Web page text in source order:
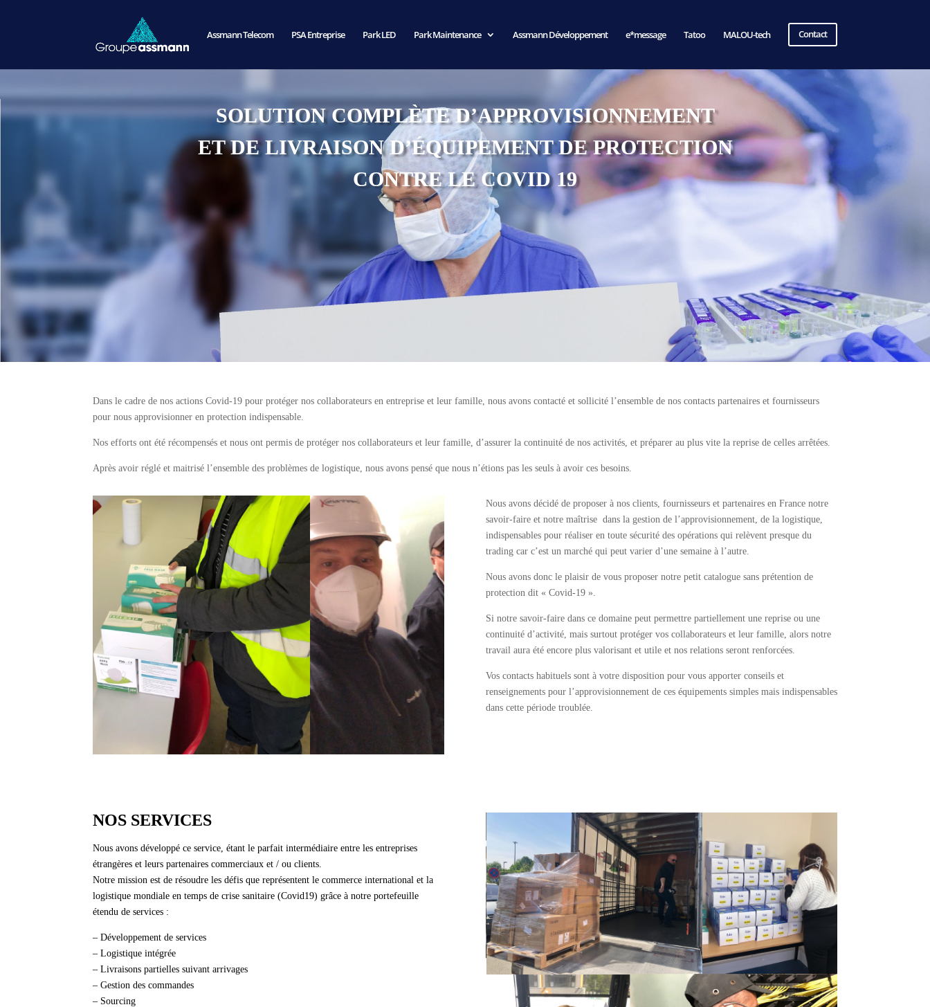
Assmann Telecom PSA Entreprise Park LED Park Maintenance Assmann Développement e*message Tatoo MALOU-tech Contact
SOLUTION COMPLÈTE D’APPROVISIONNEMENT
ET DE LIVRAISON D’ÉQUIPEMENT DE PROTECTION
CONTRE LE COVID 19
Dans le cadre de nos actions Covid-19 pour protéger nos collaborateurs en entreprise et leur famille, nous avons contacté et sollicité l’ensemble de nos contacts partenaires et fournisseurs
pour nous approvisionner en protection indispensable.
Nos efforts ont été récompensés et nous ont permis de protéger nos collaborateurs et leur famille, d’assurer la continuité de nos activités, et préparer au plus vite la reprise de celles arrêtées.
Après avoir réglé et maitrisé l’ensemble des problèmes de logistique, nous avons pensé que nous n’étions pas les seuls à avoir ces besoins.
Nous avons décidé de proposer à nos clients, fournisseurs et partenaires en France notre
savoir-faire et notre maîtrise dans la gestion de l’approvisionnement, de la logistique,
indispensables pour réaliser en toute sécurité des opérations qui relèvent presque du
trading car c’est un marché qui peut varier d’une semaine à l’autre.
Nous avons donc le plaisir de vous proposer notre petit catalogue sans prétention de
protection dit « Covid-19 ».
Si notre savoir-faire dans ce domaine peut permettre partiellement une reprise ou une
continuité d’activité, mais surtout protéger vos collaborateurs et leur famille, alors notre
travail aura été encore plus valorisant et utile et nos relations seront renforcées.
Vos contacts habituels sont à votre disposition pour vous apporter conseils et
renseignements pour l’approvisionnement de ces équipements simples mais indispensables
dans cette période troublée.
NOS SERVICES
Nous avons développé ce service, étant le parfait intermédiaire entre les entreprises
étrangères et leurs partenaires commerciaux et / ou clients.
Notre mission est de résoudre les défis que représentent le commerce international et la
logistique mondiale en temps de crise sanitaire (Covid19) grâce à notre portefeuille
étendu de services :
– Développement de services
– Logistique intégrée
– Livraisons partielles suivant arrivages
– Gestion des commandes
– Sourcing